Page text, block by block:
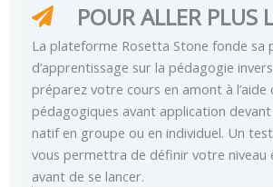
POUR ALLER PLUS
La plateforme Rosetta Stone fonde sa
d’apprentissage sur la pédagogie
préparez votre cours en amont à l’aide
pédagogiques avant application
natif en groupe ou en individuel. Un
vous permettra de définir votre niveau
avant de se lancer.